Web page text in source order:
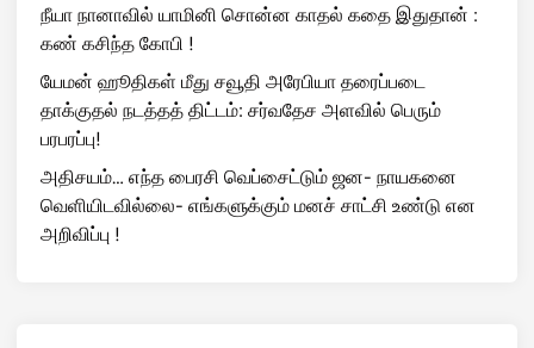
நீயா நானாவில் யாமினி சொன்ன காதல் கதை இதுதான் :
கண் கசிந்த கோபி !
யேமன் ஹூதிகள் மீது சவூதி அரேபியா தரைப்படை
தாக்குதல் நடத்தத் திட்டம்: சர்வதேச அளவில் பெரும்
பரபரப்பு!
அதிசயம்… எந்த பைரசி வெப்சைட்டும் ஜன- நாயகனை
வெளியிடவில்லை- எங்களுக்கும் மனச் சாட்சி உண்டு என
அறிவிப்பு !